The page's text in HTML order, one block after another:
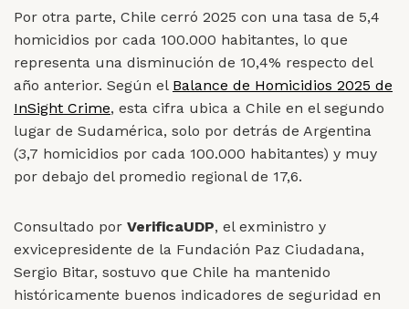
Por otra parte, Chile cerró 2025 con una tasa de 5,4
homicidios por cada 100.000 habitantes, lo que
representa una disminución de 10,4% respecto del
año anterior. Según el Balance de Homicidios 2025 de
InSight Crime, esta cifra ubica a Chile en el segundo
lugar de Sudamérica, solo por detrás de Argentina
(3,7 homicidios por cada 100.000 habitantes) y muy
por debajo del promedio regional de 17,6.
Consultado por VerificaUDP, el exministro y
exvicepresidente de la Fundación Paz Ciudadana,
Sergio Bitar, sostuvo que Chile ha mantenido
históricamente buenos indicadores de seguridad en